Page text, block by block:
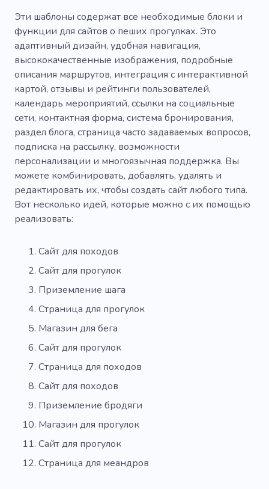
Эти шаблоны содержат все необходимые блоки и
функции для сайтов о пеших прогулках. Это
адаптивный дизайн, удобная навигация,
высококачественные изображения, подробные
описания маршрутов, интеграция с интерактивной
картой, отзывы и рейтинги пользователей,
календарь мероприятий, ссылки на социальные
сети, контактная форма, система бронирования,
раздел блога, страница часто задаваемых вопросов,
подписка на рассылку, возможности
персонализации и многоязычная поддержка. Вы
можете комбинировать, добавлять, удалять и
редактировать их, чтобы создать сайт любого типа.
Вот несколько идей, которые можно с их помощью
реализовать:
Сайт для походов
Сайт для прогулок
Приземление шага
Страница для прогулок
Магазин для бега
Сайт для прогулок
Страница для походов
Сайт для походов
Приземление бродяги
Магазин для прогулок
Сайт для прогулок
Страница для меандров